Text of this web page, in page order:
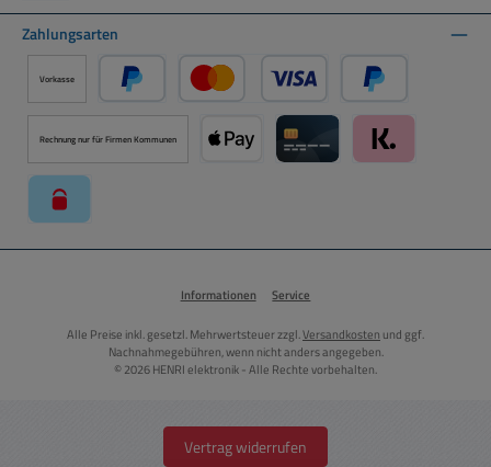
Zahlungsarten
Vorkasse
PayPal Kredit- oder Debitkarte über PayPal
Später Bezahlen
Rechnung nur für Firmen Kommunen
Informationen Service
Alle Preise inkl. gesetzl. Mehrwertsteuer zzgl.Versandkosten und ggf.
Nachnahmegebühren, wenn nicht anders angegeben.
© 2026 HENRI elektronik - Alle Rechte vorbehalten.
Vertrag widerrufen